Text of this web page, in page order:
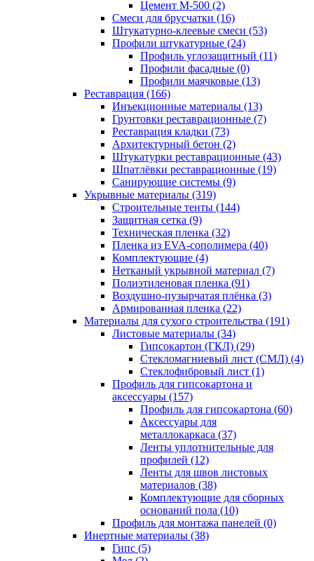
Цемент М-500 (2)
Смеси для брусчатки (16)
Штукатурно-клеевые смеси (53)
Профили штукатурные (24)
Профиль углозащитный (11)
Профили фасадные (0)
Профили маячковые (13)
Реставрация (166)
Инъекционные материалы (13)
Грунтовки реставрационные (7)
Реставрация кладки (73)
Архитектурный бетон (2)
Штукатурки реставрационные (43)
Шпатлёвки реставрационные (19)
Санирующие системы (9)
Укрывные материалы (319)
Строительные тенты (144)
Защитная сетка (9)
Техническая пленка (32)
Пленка из EVA-сополимера (40)
Комплектующие (4)
Нетканый укрывной материал (7)
Полиэтиленовая пленка (91)
Воздушно-пузырчатая плёнка (3)
Армированная пленка (22)
Материалы для сухого строительства (191)
Листовые материалы (34)
Гипсокартон (ГКЛ) (29)
Стекломагниевый лист (СМЛ) (4)
Cтеклофибровый лист (1)
Профиль для гипсокартона и
аксессуары (157)
Профиль для гипсокартона (60)
Аксессуары для
металлокаркаса (37)
Ленты уплотнительные для
профилей (12)
Ленты для швов листовых
материалов (38)
Комплектующие для сборных
оснований пола (10)
Профиль для монтажа панелей (0)
Инертные материалы (38)
Гипс (5)